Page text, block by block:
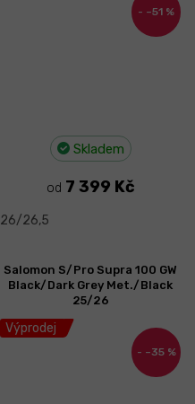
–51 %
Skladem
od 7 399 Kč
26/26,5
Výprodej
–35 %
Salomon S/Pro Supra 100 GW
Black/Dark Grey Met./Black
25/26